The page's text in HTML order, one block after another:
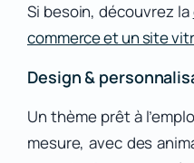
Si besoin, découvrez la
commerce et un site
Design &
Un thème prêt à
mesure, avec des